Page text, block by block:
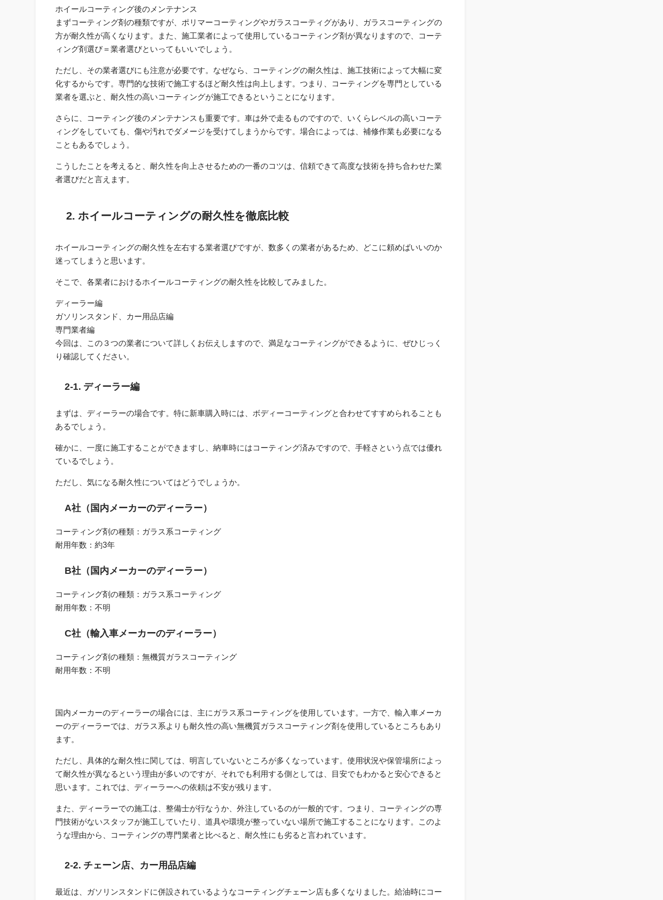
ホイールコーティング後のメンテナンス
まずコーティング剤の種類ですが、ポリマーコーティングやガラスコーティグがあり、ガラスコーティングの
方が耐久性が高くなります。また、施工業者によって使用しているコーティング剤が異なりますので、コーテ
ィング剤選び＝業者選びといってもいいでしょう。
ただし、その業者選びにも注意が必要です。なぜなら、コーティングの耐久性は、施工技術によって大幅に変
化するからです。専門的な技術で施工するほど耐久性は向上します。つまり、コーティングを専門としている
業者を選ぶと、耐久性の高いコーティングが施工できるということになります。
さらに、コーティング後のメンテナンスも重要です。車は外で走るものですので、いくらレベルの高いコーテ
ィングをしていても、傷や汚れでダメージを受けてしまうからです。場合によっては、補修作業も必要になる
こともあるでしょう。
こうしたことを考えると、耐久性を向上させるための一番のコツは、信頼できて高度な技術を持ち合わせた業
者選びだと言えます。
2. ホイールコーティングの耐久性を徹底比較
ホイールコーティングの耐久性を左右する業者選びですが、数多くの業者があるため、どこに頼めばいいのか
迷ってしまうと思います。
そこで、各業者におけるホイールコーティングの耐久性を比較してみました。
ディーラー編
ガソリンスタンド、カー用品店編
専門業者編
今回は、この３つの業者について詳しくお伝えしますので、満足なコーティングができるように、ぜひじっく
り確認してください。
2-1. ディーラー編
まずは、ディーラーの場合です。特に新車購入時には、ボディーコーティングと合わせてすすめられることも
あるでしょう。
確かに、一度に施工することができますし、納車時にはコーティング済みですので、手軽さという点では優れ
ているでしょう。
ただし、気になる耐久性についてはどうでしょうか。
A社（国内メーカーのディーラー）
コーティング剤の種類：ガラス系コーティング
耐用年数：約3年
B社（国内メーカーのディーラー）
コーティング剤の種類：ガラス系コーティング
耐用年数：不明
C社（輸入車メーカーのディーラー）
コーティング剤の種類：無機質ガラスコーティング
耐用年数：不明
国内メーカーのディーラーの場合には、主にガラス系コーティングを使用しています。一方で、輸入車メーカ
ーのディーラーでは、ガラス系よりも耐久性の高い無機質ガラスコーティング剤を使用しているところもあり
ます。
ただし、具体的な耐久性に関しては、明言していないところが多くなっています。使用状況や保管場所によっ
て耐久性が異なるという理由が多いのですが、それでも利用する側としては、目安でもわかると安心できると
思います。これでは、ディーラーへの依頼は不安が残ります。
また、ディーラーでの施工は、整備士が行なうか、外注しているのが一般的です。つまり、コーティングの専
門技術がないスタッフが施工していたり、道具や環境が整っていない場所で施工することになります。このよ
うな理由から、コーティングの専門業者と比べると、耐久性にも劣ると言われています。
2-2. チェーン店、カー用品店編
最近は、ガソリンスタンドに併設されているようなコーティングチェーン店も多くなりました。給油時にコー